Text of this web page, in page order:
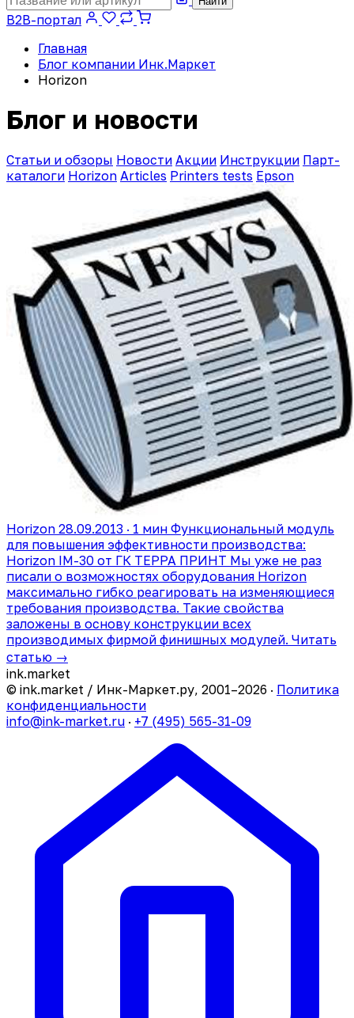
B2B-портал
Главная
Блог компании Инк.Маркет
Horizon
Блог и новости
Статьи и обзоры Новости Акции Инструкции Парт-
каталоги Horizon Articles Printers tests Epson
Horizon 28.09.2013 · 1 мин Функциональный модуль
для повышения эффективности производства:
Horizon IM-30 от ГК ТЕРРА ПРИНТ Мы уже не раз
писали о возможностях оборудования Horizon
максимально гибко реагировать на изменяющиеся
требования производства. Такие свойства
заложены в основу конструкции всех
производимых фирмой финишных модулей. Читать
статью →
ink.market
© ink.market / Инк-Маркет.ру, 2001–2026 · Политика
конфиденциальности
info@ink-market.ru · +7 (495) 565-31-09